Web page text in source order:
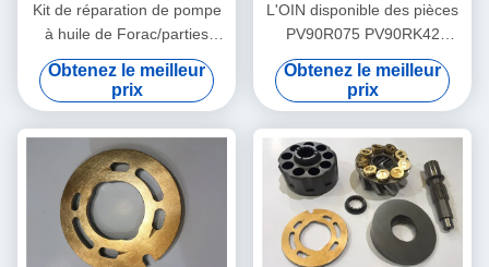
Kit de réparation de pompe
à huile de Forac/parties
hydrauliques de pompe à
engrenages expédition - de
3 jours ouvrables
Obtenez le meilleur
prix
L'OIN disponible des pièces
PV90R075 PV90RK42
PV90L42 de pompe à piston
de Nachi certifient
Obtenez le meilleur
prix